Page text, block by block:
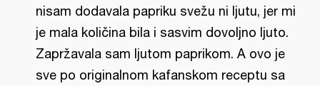
nisam dodavala papriku svežu ni ljutu, jer mi
je mala količina bila i sasvim dovoljno ljuto.
Zapržavala sam ljutom paprikom. A ovo je
sve po originalnom kafanskom receptu sa